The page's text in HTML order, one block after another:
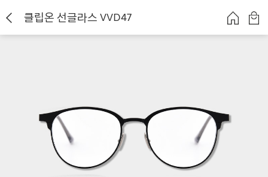
클립온 선글라스 VVD47